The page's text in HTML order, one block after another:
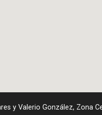
y Valerio González, Zona